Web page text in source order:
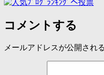
コメントする
メールアドレスが公開され